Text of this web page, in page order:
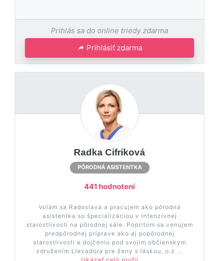
Prihlás sa do online triedy zdarma
Prihlásiť zdarma
Radka Cifriková
PÔRODNÁ ASISTENTKA
441 hodnotení
Volám sa Radoslava a pracujem ako pôrodná
asistentka so špecializáciou v intenzívnej
starostlivosti na pôrodnej sále. Popritom sa venujem
predpôrodnej príprave ako aj popôrodnej
starostlivosti a dojčeniu pod svojim občianskym
združením Llevadora pre ženy s láskou, o.z ...